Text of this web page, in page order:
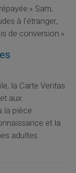
Sam,
à l'étranger,
de conversion.»
la Carte Veritas
aux
la pièce
et la
adultes.